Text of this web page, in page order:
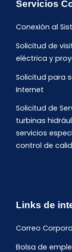
Servicios
Conexión al
Solicitud de
eléctrica y
Solicitud para
Internet
Solicitud de
turbinas
servicios
control de
Links de
Correo
Bolsa de